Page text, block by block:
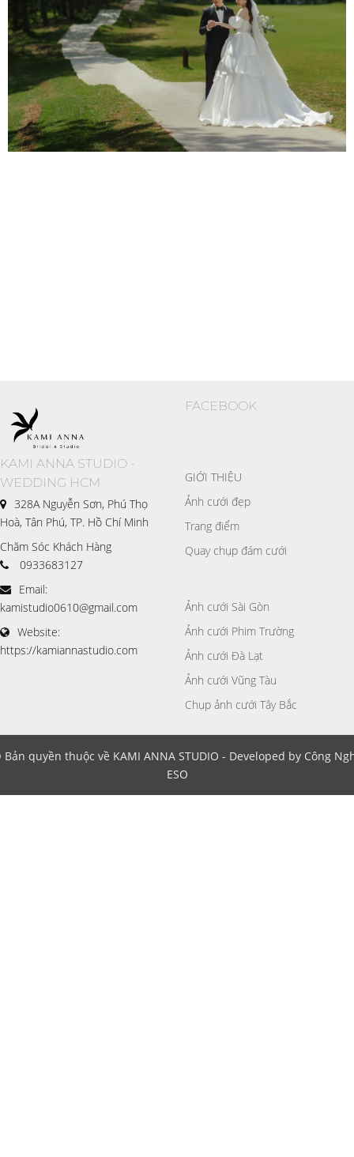
KAMI ANNA STUDIO -
WEDDING HCM
328A Nguyễn Sơn, Phú Thọ
Hoà, Tân Phú, TP. Hồ Chí Minh
Chăm Sóc Khách Hàng
0933683127
Email:
kamistudio0610@gmail.com
Website:
https://kamiannastudio.com
FACEBOOK
GIỚI THIỆU
Ảnh cưới đẹp
Trang điểm
Quay chụp đám cưới
Ảnh cưới Sài Gòn
Ảnh cưới Phim Trường
Ảnh cưới Đà Lạt
Ảnh cưới Vũng Tàu
Chụp ảnh cưới Tây Bắc
quyền thuộc về KAMI ANNA STUDIO - Developed by Công
ESO